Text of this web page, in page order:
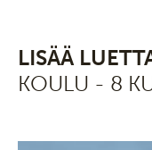
LISÄÄ
KOULU - 8